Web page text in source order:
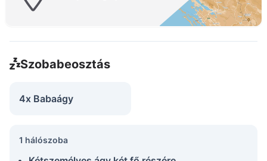
Szobabeosztás
4x Babaágy
1 hálószoba